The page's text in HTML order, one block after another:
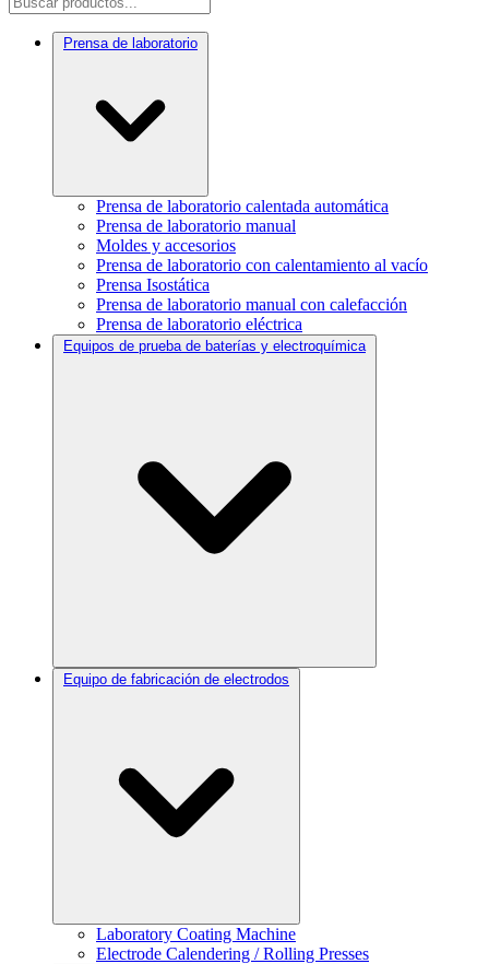
Prensa de laboratorio
Prensa de laboratorio calentada automática
Prensa de laboratorio manual
Moldes y accesorios
Prensa de laboratorio con calentamiento al vacío
Prensa Isostática
Prensa de laboratorio manual con calefacción
Prensa de laboratorio eléctrica
Equipos de prueba de baterías y electroquímica
Equipo de fabricación de electrodos
Laboratory Coating Machine
Electrode Calendering / Rolling Presses